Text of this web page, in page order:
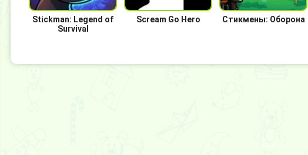
Stickman: Legend of
Survival
Scream Go Hero Стикмены: Оборона